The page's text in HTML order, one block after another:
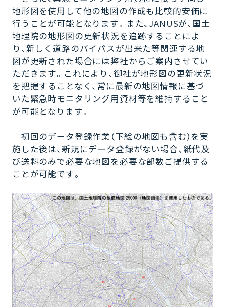
地形図を使用して他の地図の作成も比較的安価に
行うことが可能となります。また、JANUSが、国土
地理院の地形図の更新状況を追跡することによ
り、新しく道路のバイパスが出来た等関連する地
図が更新された場合には弊社からご案内させてい
ただきます。これにより、御社が地形図の更新状況
を把握することなく、常に最新の地図情報に基づ
いた緊急時モニタリング用資材等を維持すること
が可能となります。
初回のデータ登録作業（下絵の地図も含む）を実
施した後は、新規にデータ登録がない場合、紙代及
び送料のみで必要な地図を必要な部数ご提供する
ことが可能です。